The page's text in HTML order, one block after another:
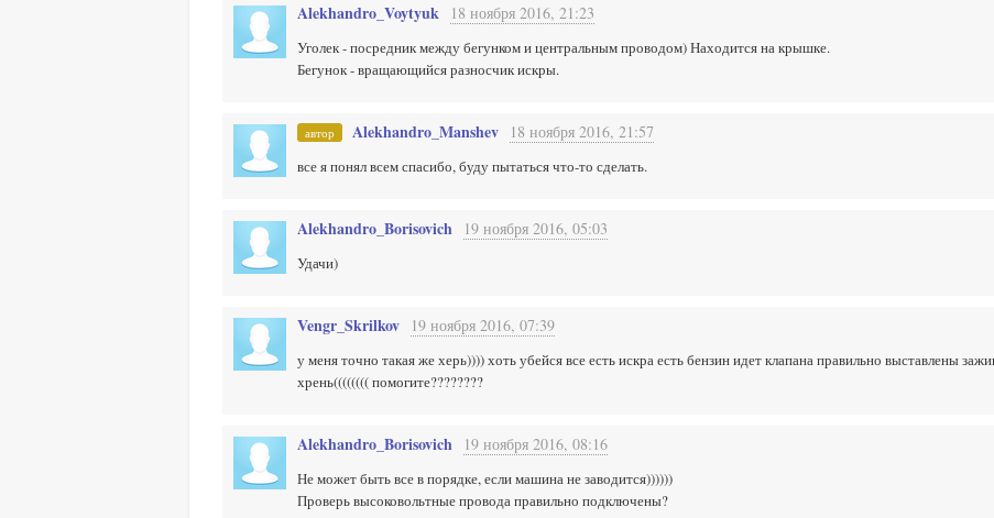
Alekhandro_Voytyuk 18 ноября 2016, 21:23
Уголек - посредник между бегунком и центральным проводом) Находится на крышке.
Бегунок - вращающийся разносчик искры.
автор Alekhandro_Manshev 18 ноября 2016, 21:57
все я понял всем спасибо, буду пытаться что-то сделать.
Alekhandro_Borisovich 19 ноября 2016, 05:03
Удачи)
Vengr_Skrilkov 19 ноября 2016, 07:39
у меня точно такая же херь)))) хоть убейся все есть искра есть бензин идет клапана правильно выставлены
хрень(((((((( помогите????????
Alekhandro_Borisovich 19 ноября 2016, 08:16
Не может быть все в порядке, если машина не заводится))))))
Проверь высоковольтные провода правильно подключены?